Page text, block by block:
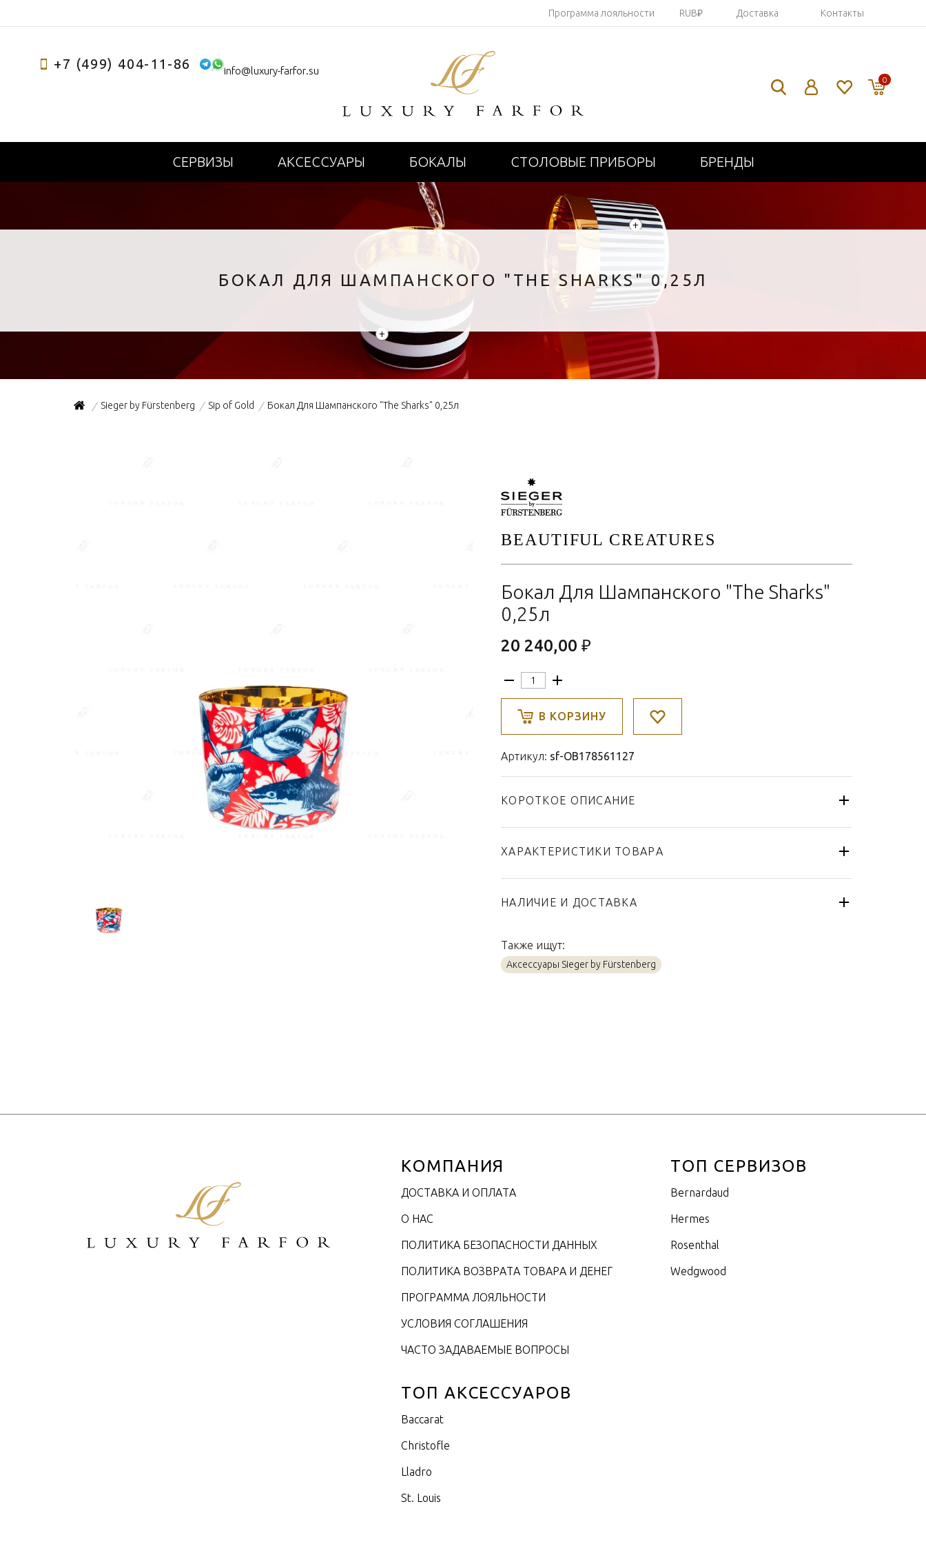
Программа лояльности RUB₽ Доставка Контакты
+7 (499) 404-11-86 info@luxury-farfor.su
0
СЕРВИЗЫ АКСЕССУАРЫ БОКАЛЫ СТОЛОВЫЕ ПРИБОРЫ БРЕНДЫ
+
+
БОКАЛ ДЛЯ ШАМПАНСКОГО "THE SHARKS" 0,25Л
/ Sieger by Fürstenberg / Sip of Gold / Бокал Для Шампанского "The Sharks" 0,25л
BEAUTIFUL CREATURES
Бокал Для Шампанского "The Sharks"
0,25л
20 240,00 ₽
В КОРЗИНУ
Артикул: sf-OB178561127
КОРОТКОЕ ОПИСАНИЕ
ХАРАКТЕРИСТИКИ ТОВАРА
Коллекция
Beautiful Creatures
Материал
Объем / Размер
0,25л
НАЛИЧИЕ И ДОСТАВКА
Также ищут:
Аксессуары Sieger by Fürstenberg
КОМПАНИЯ
ДОСТАВКА И ОПЛАТА
О НАС
ПОЛИТИКА БЕЗОПАСНОСТИ ДАННЫХ
ПОЛИТИКА ВОЗВРАТА ТОВАРА И ДЕНЕГ
ПРОГРАММА ЛОЯЛЬНОСТИ
УСЛОВИЯ СОГЛАШЕНИЯ
ЧАСТО ЗАДАВАЕМЫЕ ВОПРОСЫ
ТОП СЕРВИЗОВ
Bernardaud
Hermes
Rosenthal
Wedgwood
ТОП АКСЕССУАРОВ
Baccarat
Christofle
Lladro
St. Louis